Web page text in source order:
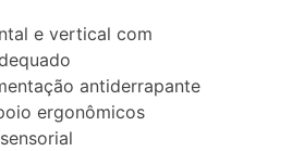
e vertical com
antiderrapante
ergonômicos